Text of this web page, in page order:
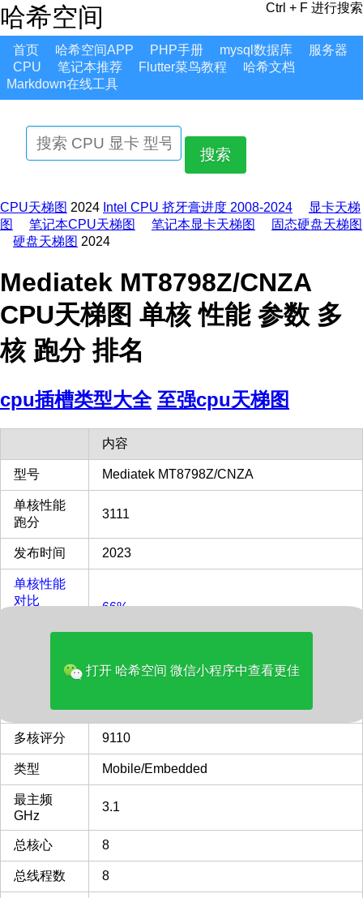
哈希空间 Ctrl + F 进行搜索
首页 哈希空间APP PHP手册 mysql数据库
服务器
CPU
笔记本推荐 Flutter菜鸟教程
哈希文档
Markdown在线工具
搜索
CPU天梯图 2024 Intel CPU 挤牙膏进度 2008-2024
显卡天梯
图
笔记本CPU天梯图 笔记本显卡天梯图
固态硬盘天梯图
硬盘天梯图 2024
Mediatek MT8798Z/CNZA
CPU天梯图 单核 性能 参数 多
核 跑分 排名
cpu插槽类型大全 至强cpu天梯图
内容
型号 Mediatek MT8798Z/CNZA
单核性能
跑分
3111
发布时间 2023
单核性能
对比
13900KF
66%
13900KF
多核评分 9110
类型 Mobile/Embedded
最主频
GHz
3.1
总核心 8
总线程数 8
打开 哈希空间 微信小程序中查看更佳